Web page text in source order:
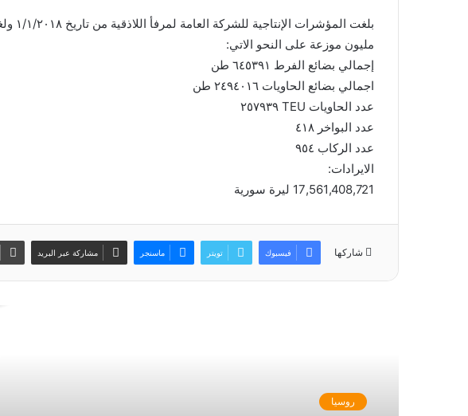
مليون موزعة على النحو الاتي:
إجمالي بضائع الفرط ٦٤٥٣٩١ طن
اجمالي بضائع الحاويات ٢٤٩٤٠١٦ طن
عدد الحاويات TEU ٢٥٧٩٣٩
عدد البواخر ٤١٨
عدد الركاب ٩٥٤
الايرادات:
17,561,408,721 ليرة سورية
شاركها فيسبوك تويتر ماسنجر مشاركة عبر البريد
روسيا